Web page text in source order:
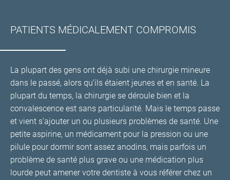
PATIENTS MÉDICALEMENT COMPROMIS
La plupart des gens ont déjà subi une chirurgie mineure
dans le passé, alors qu’ils étaient jeunes et en santé. La
plupart du temps, la chirurgie se déroule bien et la
convalescence est sans particularité. Mais le temps passe
et vient s’ajouter un ou plusieurs problèmes de santé. Une
petite aspirine, un médicament pour la pression ou une
pilule pour dormir sont assez anodins, mais parfois un
problème de santé plus grave ou une médication plus
lourde peut amener votre dentiste à vous référer chez un